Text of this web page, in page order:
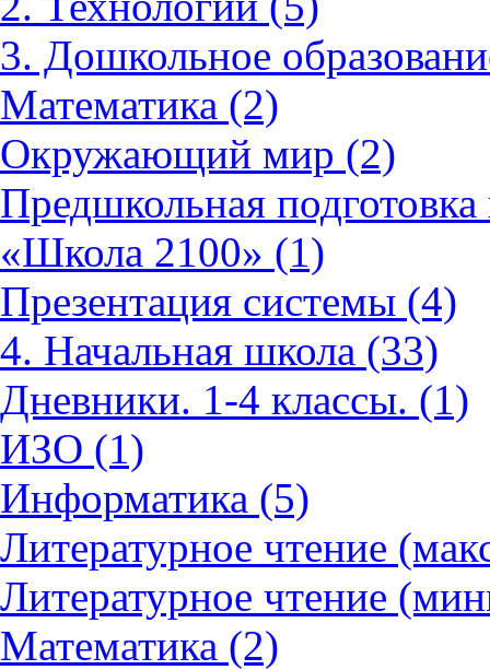
3. Дошкольное
Математика (2)
Окружающий мир (2)
Предшкольная
«Школа 2100» (1)
Презентация системы (4)
4. Начальная школа (33)
Дневники. 1-4 классы. (1)
ИЗО (1)
Информатика (5)
Литературное чтение
Литературное чтение
Математика (2)